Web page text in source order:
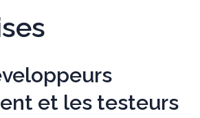
et les testeurs